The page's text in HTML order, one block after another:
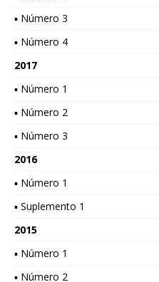
▪ Número 3
▪ Número 4
2017
▪ Número 1
▪ Número 2
▪ Número 3
2016
▪ Número 1
▪ Suplemento 1
2015
▪ Número 1
▪ Número 2